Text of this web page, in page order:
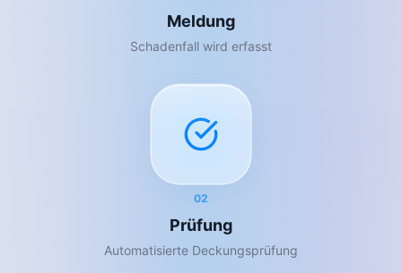
Meldung
Schadenfall wird erfasst
02
Prüfung
Automatisierte Deckungsprüfung